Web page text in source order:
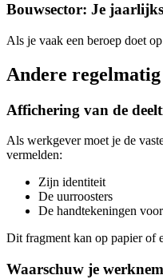
Bouwsector: Je
Als je vaak een beroep doet
Andere
Affichering van de
Als werkgever moet je de
vermelden:
Zijn identiteit
De uurroosters
De handtekeningen
Dit fragment kan op papier of
Waarschuw je